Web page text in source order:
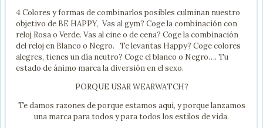
4 Colores y formas de combinarlos posibles culminan nuestro
objetivo de BE HAPPY, Vas al gym? Coge la combinación con
reloj Rosa o Verde. Vas al cine o de cena? Coge la combinación
del reloj en Blanco o Negro. Te levantas Happy? Coge colores
alegres, tienes un día neutro? Coge el blanco o Negro…. Tu
estado de ánimo marca la diversión en el sexo.
PORQUE USAR WEARWATCH?
Te damos razones de porque estamos aquí, y porque lanzamos
una marca para todos y para todos los estilos de vida.